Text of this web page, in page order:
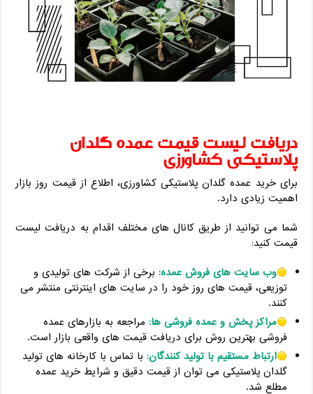
دریافت لیست قیمت عمده گلدان
پلاستیکی کشاورزی
برای خرید عمده گلدان پلاستیکی کشاورزی، اطلاع از قیمت روز بازار
اهمیت زیادی دارد.
شما می توانید از طریق کانال های مختلف اقدام به دریافت لیست
قیمت کنید:
وب سایت های فروش عمده: برخی از شرکت های تولیدی و
توزیعی، قیمت های روز خود را در سایت های اینترنتی منتشر می
کنند.
مراکز پخش و عمده فروشی ها: مراجعه به بازارهای عمده
فروشی بهترین روش برای دریافت قیمت های واقعی بازار است.
ارتباط مستقیم با تولید کنندگان: با تماس با کارخانه های تولید
گلدان پلاستیکی می توان از قیمت دقیق و شرایط خرید عمده
مطلع شد.